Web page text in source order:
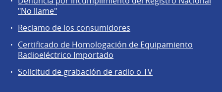
comunidad
"No llame"
Reclamo de los consumidores
Certificado de Homologación de Equipamiento
Radioeléctrico Importado
Solicitud de grabación de radio o TV